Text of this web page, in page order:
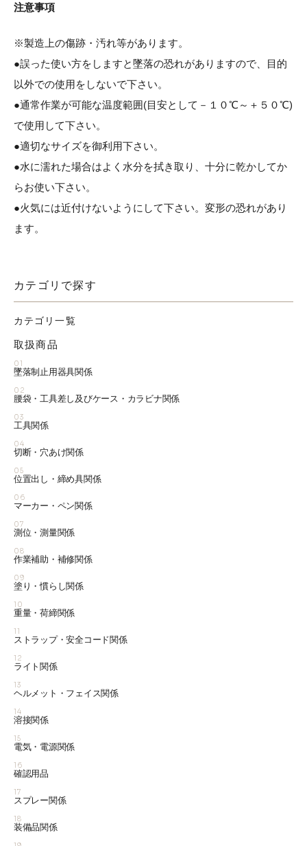
注意事項
※製造上の傷跡・汚れ等があります。
●誤った使い方をしますと墜落の恐れがありますので、目的
以外での使用をしないで下さい。
●通常作業が可能な温度範囲(目安として－１０℃～＋５０℃)
で使用して下さい。
●適切なサイズを御利用下さい。
●水に濡れた場合はよく水分を拭き取り、十分に乾かしてか
らお使い下さい。
●火気には近付けないようにして下さい。変形の恐れがあり
ます。
カテゴリで探す
カテゴリ一覧
取扱商品
01
墜落制止用器具関係
02
腰袋・工具差し及びケース・カラビナ関係
03
工具関係
04
切断・穴あけ関係
05
位置出し・締め具関係
06
マーカー・ペン関係
07
測位・測量関係
08
作業補助・補修関係
09
塗り・慣らし関係
10
重量・荷締関係
11
ストラップ・安全コード関係
12
ライト関係
13
ヘルメット・フェイス関係
14
溶接関係
15
電気・電源関係
16
確認用品
17
スプレー関係
18
装備品関係